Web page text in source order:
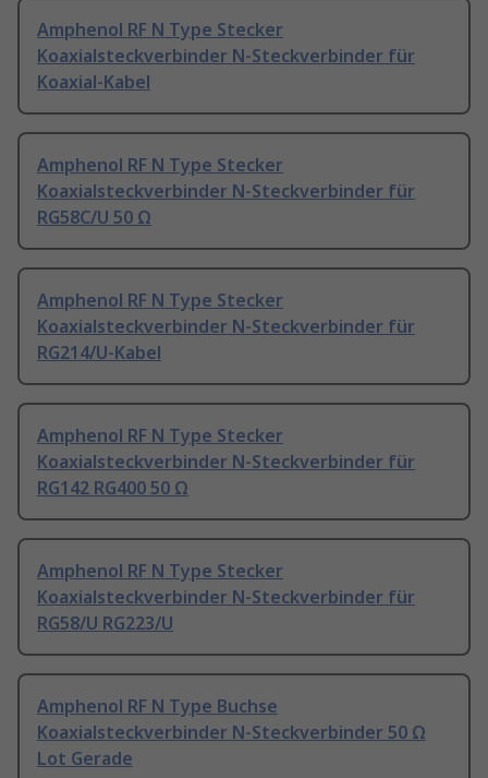
Amphenol RF N Type Stecker
Koaxialsteckverbinder N-Steckverbinder für
Koaxial-Kabel
Amphenol RF N Type Stecker
Koaxialsteckverbinder N-Steckverbinder für
RG58C/U 50 Ω
Amphenol RF N Type Stecker
Koaxialsteckverbinder N-Steckverbinder für
RG214/U-Kabel
Amphenol RF N Type Stecker
Koaxialsteckverbinder N-Steckverbinder für
RG142 RG400 50 Ω
Amphenol RF N Type Stecker
Koaxialsteckverbinder N-Steckverbinder für
RG58/U RG223/U
Amphenol RF N Type Buchse
Koaxialsteckverbinder N-Steckverbinder 50 Ω
Lot Gerade